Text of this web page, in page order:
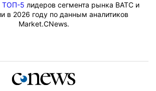
ТОП-5 лидеров сегмента рынка ВАТС и
в 2026 году по данным аналитиков
Market.CNews.